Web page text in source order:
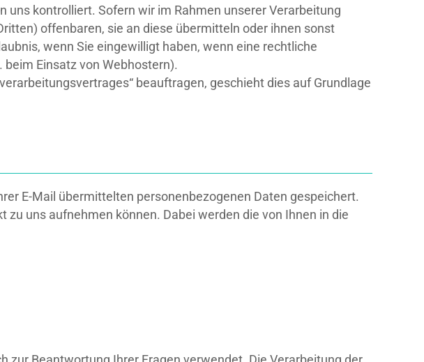
uns kontrolliert. Sofern wir im Rahmen unserer Verarbeitung
offenbaren, sie an diese übermitteln oder ihnen sonst
wenn Sie eingewilligt haben, wenn eine rechtliche
Einsatz von Webhostern).
beauftragen, geschieht dies auf Grundlage
E-Mail übermittelten personenbezogenen Daten gespeichert.
uns aufnehmen können. Dabei werden die von Ihnen in die